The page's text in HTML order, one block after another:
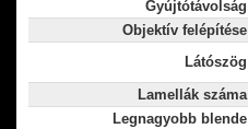
Gyújtótávolság
Objektív felépítése
Látószög
Lamellák száma
Legnagyobb blende